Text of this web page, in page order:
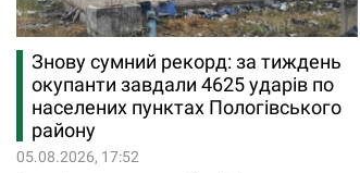
Знову сумний рекорд: за тиждень
окупанти завдали 4625 ударів по
населених пунктах Пологівського
району
05.08.2026, 17:52